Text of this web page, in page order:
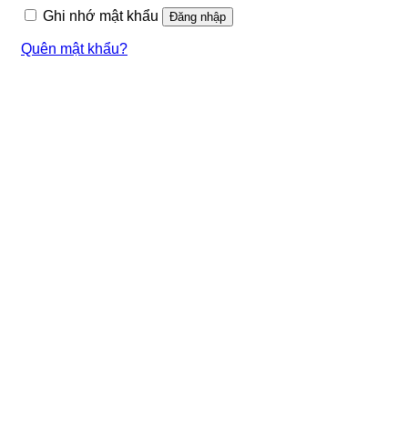
Ghi nhớ mật khẩu
Đăng nhập
Quên mật khẩu?